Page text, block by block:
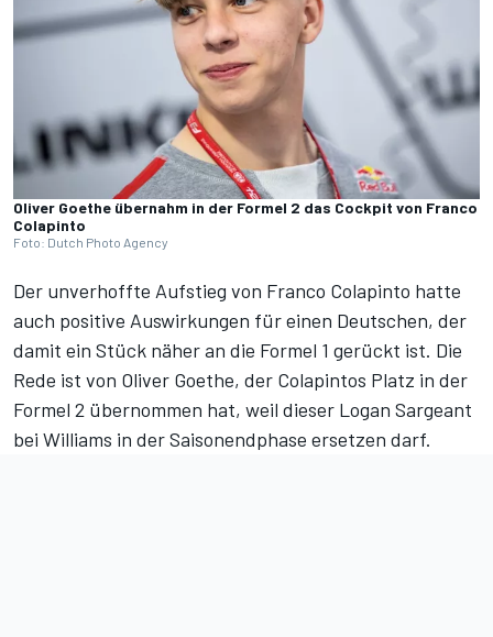
Oliver Goethe übernahm in der Formel 2 das Cockpit von Franco
Colapinto
Foto: Dutch Photo Agency
Der unverhoffte Aufstieg von Franco Colapinto hatte
auch positive Auswirkungen für einen Deutschen, der
damit ein Stück näher an die Formel 1 gerückt ist. Die
Rede ist von Oliver Goethe, der Colapintos Platz in der
Formel 2 übernommen hat, weil dieser Logan Sargeant
bei Williams in der Saisonendphase ersetzen darf.